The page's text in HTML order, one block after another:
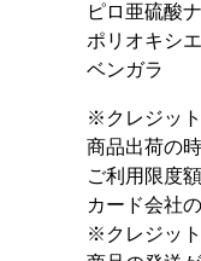
ピロ亜硫酸
ポリオキシ
ベンガラ ＊
※クレジット
商品出荷の
ご利用限度
カード会社
※クレジット